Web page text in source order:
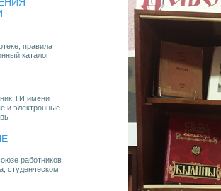
правила
каталог
ТИ имени
и электронные
работников
студенческом